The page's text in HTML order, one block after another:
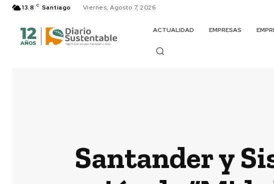
13.8 C Santiago Viernes, Agosto 7, 2026
ACTUALIDAD EMPRESAS
Santander y